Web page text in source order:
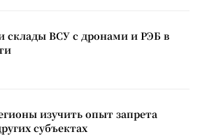
склады ВСУ с дронами и РЭБ в
изучить опыт запрета
субъектах